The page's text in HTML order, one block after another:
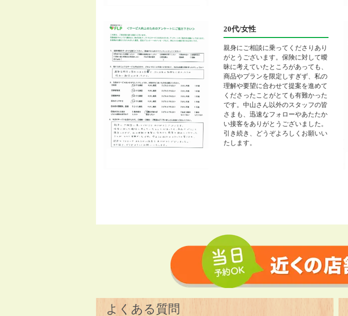
20代/女性
親身にご相談に乗ってくださりあり
がとうございます。保険に対して曖
昧に考えていたところがあっても、
商品やプランを限定しすぎず、私の
理解や要望に合わせて提案を進めて
くださったことがとても有難かった
です。中山さん以外のスタッフの皆
さまも、迅速なフォローやあたたか
い接客をありがとうございました。
引き続き、どうぞよろしくお願いい
たします。
よくある質問